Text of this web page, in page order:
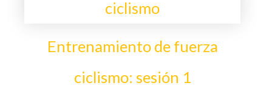
Entrenamiento de fuerza
ciclismo: sesión 1